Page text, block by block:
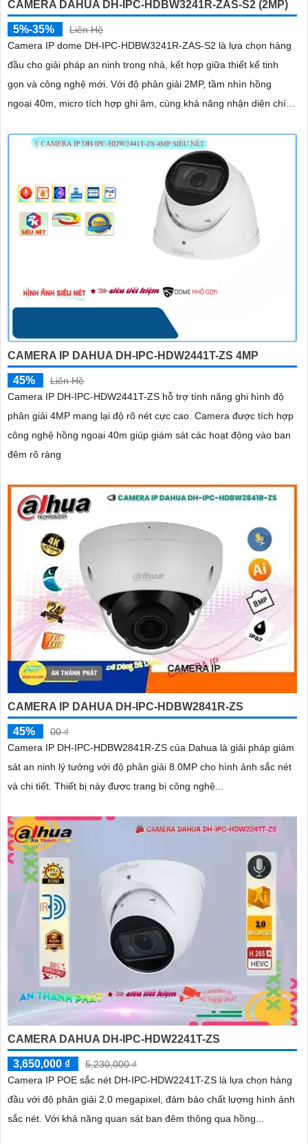
CAMERA DAHUA DH-IPC-HDBW3241R-ZAS-S2 (2MP)
5%-35%
Liên Hệ
Camera IP dome DH-IPC-HDBW3241R-ZAS-S2 là lựa chọn hàng
đầu cho giải pháp an ninh trong nhà, kết hợp giữa thiết kế tinh
gọn và công nghệ mới. Với độ phân giải 2MP, tầm nhìn hồng
ngoại 40m, micro tích hợp ghi âm, cùng khả năng nhận diện chính
thiểu cảnh báo sai, hỗ trợ khe thẻ nhớ lên đến 256GB và cấp
CAMERA IP DAHUA DH-IPC-HDW2441T-ZS 4MP
45%
Liên Hệ
Camera IP DH-IPC-HDW2441T-ZS hỗ trợ tính năng ghi hình độ
phân giải 4MP mang lại độ rõ nét cực cao. Camera được tích hợp
công nghệ hồng ngoại 40m giúp giám sát các hoạt động vào ban
đêm rõ ràng
CAMERA IP DAHUA DH-IPC-HDBW2841R-ZS
45%
00 ₫
Camera IP DH-IPC-HDBW2841R-ZS của Dahua là giải pháp giám
sát an ninh lý tưởng với độ phân giải 8.0MP cho hình ảnh sắc nét
và chi tiết. Thiết bị này được trang bị công nghệ...
CAMERA DAHUA DH-IPC-HDW2241T-ZS
3,650,000 ₫
5,230,000 ₫
Camera IP POE sắc nét DH-IPC-HDW2241T-ZS là lựa chọn hàng
đầu với độ phân giải 2.0 megapixel, đảm bảo chất lượng hình ảnh
sắc nét. Với khả năng quan sát ban đêm thông qua hồng...